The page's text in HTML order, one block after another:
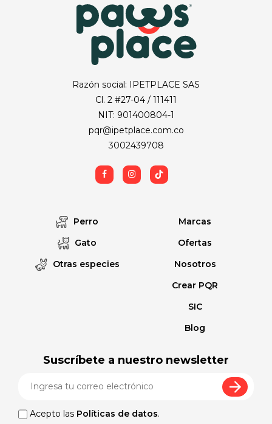
Razón social: IPETPLACE SAS
Cl. 2 #27-04 / 111411
NIT: 901400804-1
pqr@ipetplace.com.co
3002439708
Perro
Gato
Otras especies
Marcas
Ofertas
Nosotros
Crear PQR
SIC
Blog
Suscríbete a nuestro newsletter
Acepto las Políticas de datos.